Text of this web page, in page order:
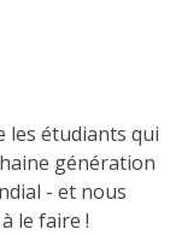
les étudiants qui
génération
- et nous
le faire !